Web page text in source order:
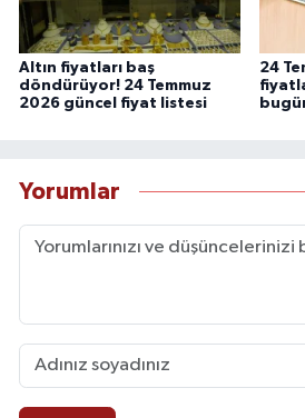
Altın fiyatları baş
döndürüyor! 24 Temmuz
2026 güncel fiyat listesi
24
Yorumlar